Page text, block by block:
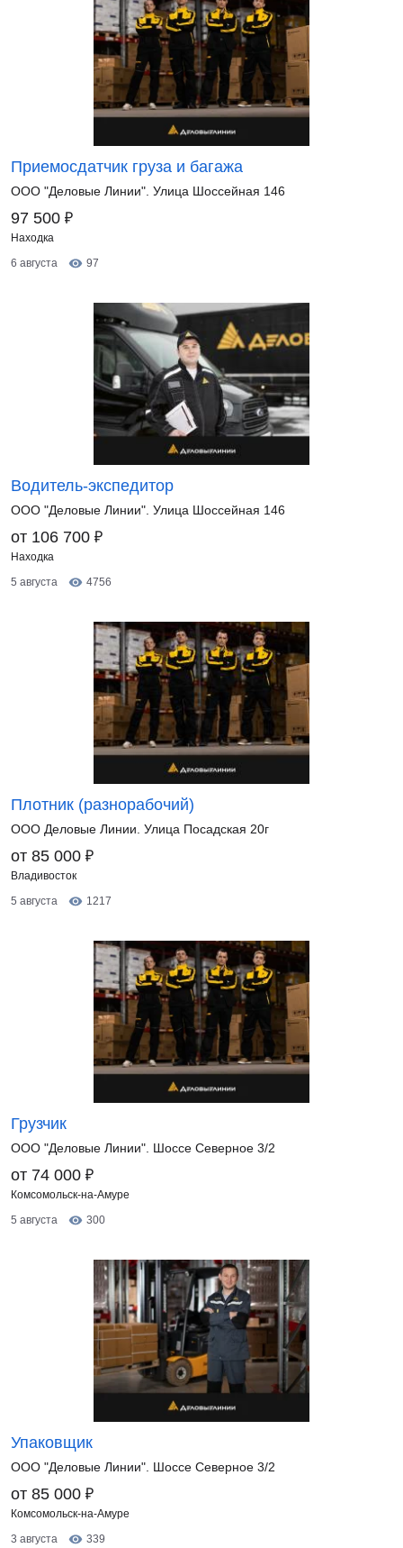
Приемосдатчик груза и багажа
ООО "Деловые Линии". Улица Шоссейная 146
97 500 ₽
Находка
6 августа
97
Водитель-экспедитор
ООО "Деловые Линии". Улица Шоссейная 146
от 106 700 ₽
Находка
5 августа
4756
Плотник (разнорабочий)
ООО Деловые Линии. Улица Посадская 20г
от 85 000 ₽
Владивосток
5 августа
1217
Грузчик
ООО "Деловые Линии". Шоссе Северное 3/2
от 74 000 ₽
Комсомольск-на-Амуре
5 августа
300
Упаковщик
ООО "Деловые Линии". Шоссе Северное 3/2
от 85 000 ₽
Комсомольск-на-Амуре
3 августа
339